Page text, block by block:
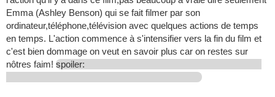
Emma (Ashley Benson) qui se fait filmer par son
ordinateur,téléphone,télévision avec quelques actions de temps
en temps. L'action commence à s'intensifier vers la fin du film et
c'est bien dommage on veut en savoir plus car on restes sur
nôtres faim! spoiler: